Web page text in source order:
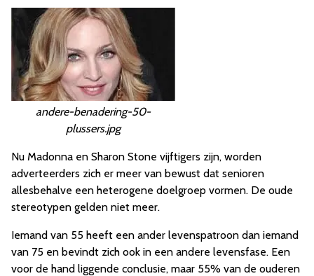
andere-benadering-50-
plussers.jpg
Nu Madonna en Sharon Stone vijftigers zijn, worden
adverteerders zich er meer van bewust dat senioren
allesbehalve een heterogene doelgroep vormen. De oude
stereotypen gelden niet meer.
Iemand van 55 heeft een ander levenspatroon dan iemand
van 75 en bevindt zich ook in een andere levensfase. Een
voor de hand liggende conclusie, maar 55% van de ouderen